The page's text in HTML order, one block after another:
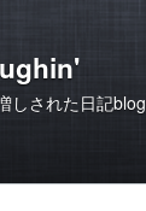
しされた日記blog